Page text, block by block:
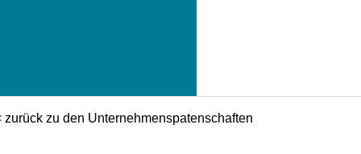
zurück zu den Unternehmenspatenschaften